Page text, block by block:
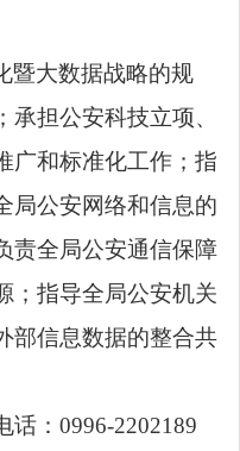
暨大数据战略的规
担公安科技立项、
广和标准化工作；指
局公安网络和信息的
责全局公安通信保障
；指导全局公安机关
部信息数据的整合共
：0996-2202189